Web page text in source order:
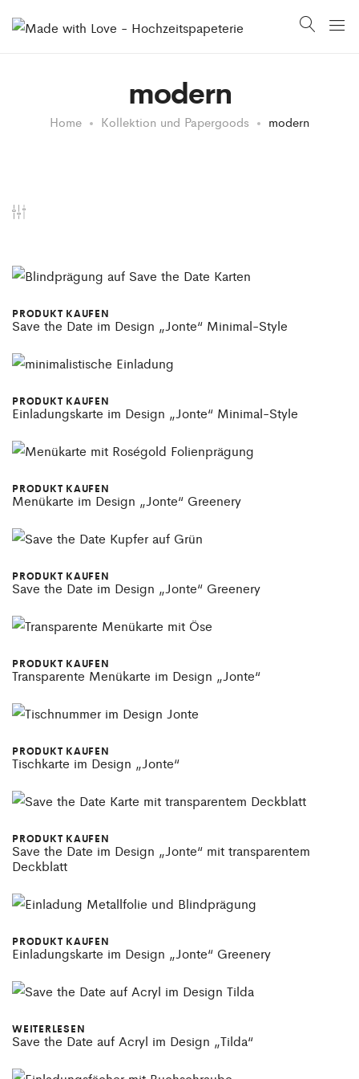
modern
Home Kollektion und Papergoods modern
PRODUKT KAUFEN
Save the Date im Design „Jonte“ Minimal-Style
PRODUKT KAUFEN
Einladungskarte im Design „Jonte“ Minimal-Style
PRODUKT KAUFEN
Menükarte im Design „Jonte“ Greenery
PRODUKT KAUFEN
Save the Date im Design „Jonte“ Greenery
PRODUKT KAUFEN
Transparente Menükarte im Design „Jonte“
PRODUKT KAUFEN
Tischkarte im Design „Jonte“
PRODUKT KAUFEN
Save the Date im Design „Jonte“ mit transparentem
Deckblatt
PRODUKT KAUFEN
Einladungskarte im Design „Jonte“ Greenery
WEITERLESEN
Save the Date auf Acryl im Design „Tilda“